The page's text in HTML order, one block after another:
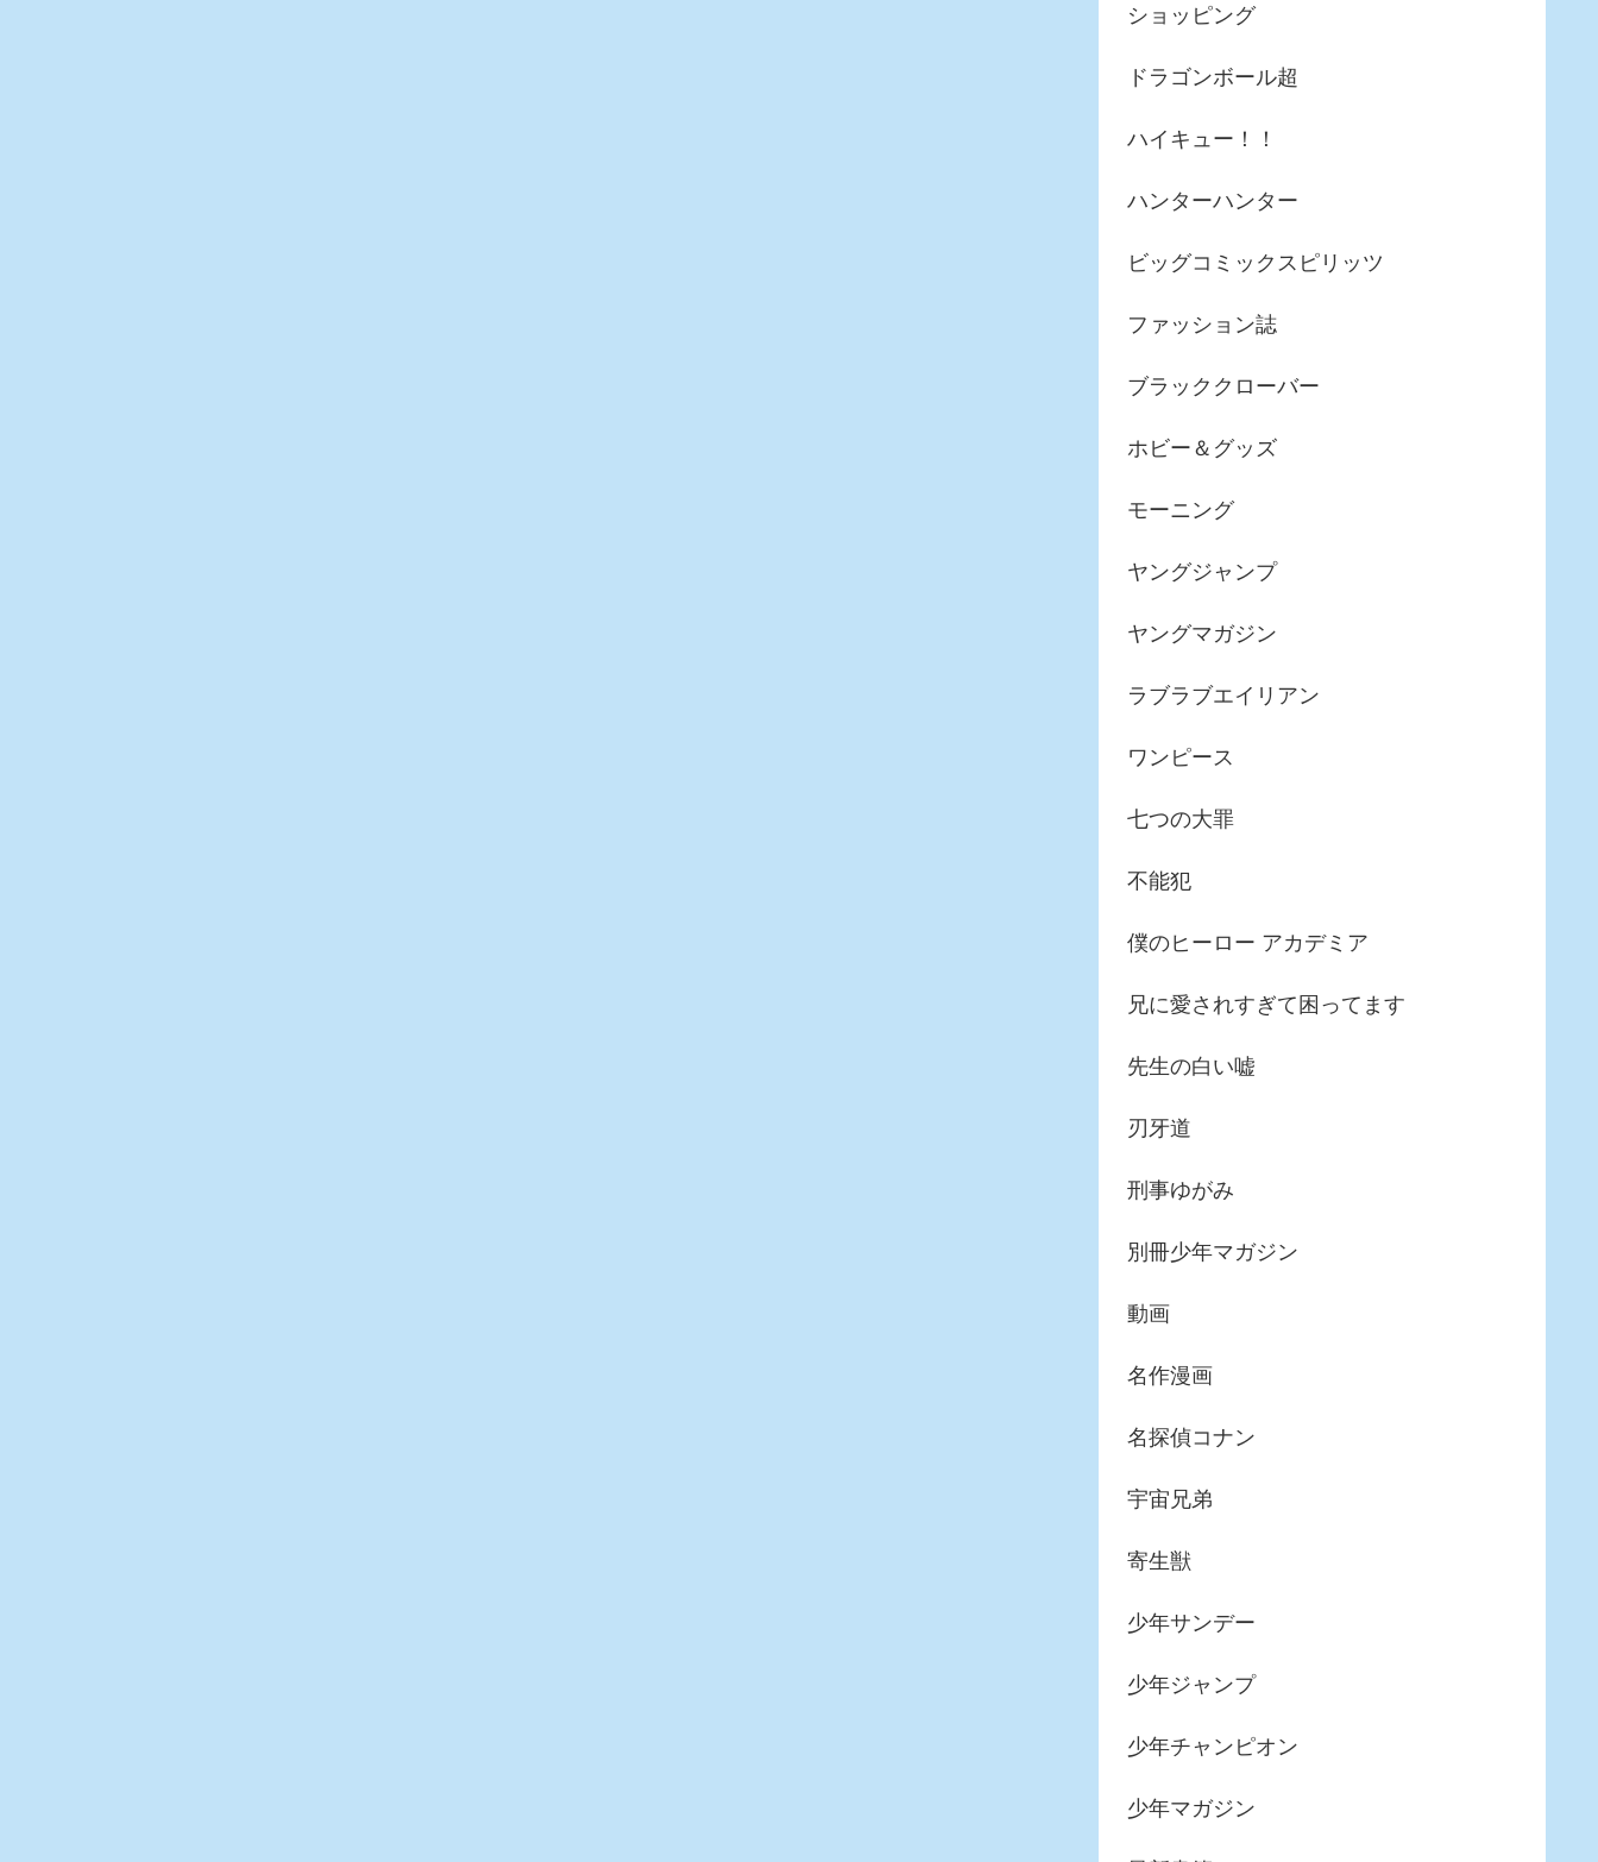
ショッピング
ドラゴンボール超
ハイキュー！！
ハンターハンター
ビッグコミックスピリッツ
ファッション誌
ブラッククローバー
ホビー＆グッズ
モーニング
ヤングジャンプ
ヤングマガジン
ラブラブエイリアン
ワンピース
七つの大罪
不能犯
僕のヒーロー アカデミア
兄に愛されすぎて困ってます
先生の白い嘘
刃牙道
刑事ゆがみ
別冊少年マガジン
動画
名作漫画
名探偵コナン
宇宙兄弟
寄生獣
少年サンデー
少年ジャンプ
少年チャンピオン
少年マガジン